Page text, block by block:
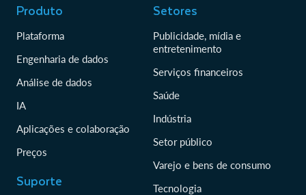
Produto
Plataforma
Engenharia de dados
Análise de dados
IA
Aplicações e colaboração
Preços
Suporte
Setores
Publicidade, mídia e
entretenimento
Serviços financeiros
Saúde
Indústria
Setor público
Varejo e bens de consumo
Tecnologia